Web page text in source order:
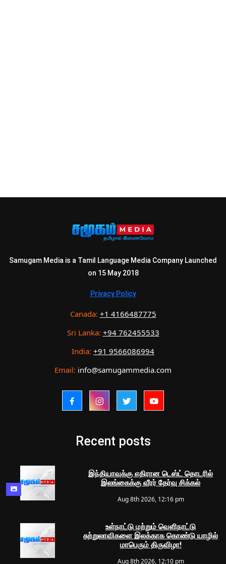
Samugam Media is a Tamil Language Media Company Launched
on 15 May 2018
Privacy Policy
Canada: +1 4166487775
Sri Lanka: +94 762455533
India: +91 9566086994
Email: info@samugammedia.com
Recent posts
இந்தியாவுக்கு எதிரான டெஸ்ட் தொடரில்
இலங்கைக்கு வீரர் தேர்வு சிக்கல்
Aug 8th 2026, 12:16 pm
உள்நாட்டு மற்றும் வெளிநாட்டு
சுற்றுலாவிகளை இலக்காக கொண்டு யாழில்
மாபெரும் திருவிழா!
Aug 8th 2026, 12:10 pm